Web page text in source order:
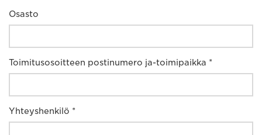
Osasto
Toimitusosoitteen postinumero ja-toimipaikka *
Yhteyshenkilö *